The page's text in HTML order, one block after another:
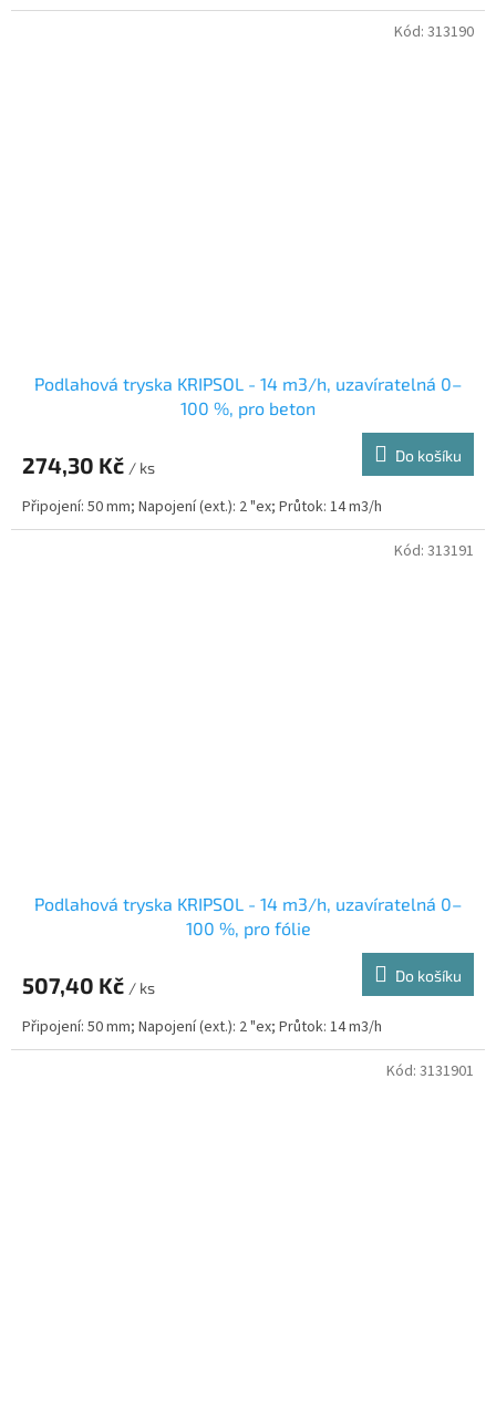
Podlahová tryska KRIPSOL - 14 m3/h, uzavíratelná 0–
100 %, pro beton
274,30 Kč / ks
Do košíku
Připojení: 50 mm; Napojení (ext.): 2 "ex; Průtok: 14 m3/h
Kód: 313190
Podlahová tryska KRIPSOL - 14 m3/h, uzavíratelná 0–
100 %, pro fólie
507,40 Kč / ks
Do košíku
Připojení: 50 mm; Napojení (ext.): 2 "ex; Průtok: 14 m3/h
Kód: 313191
Kód: 3131901